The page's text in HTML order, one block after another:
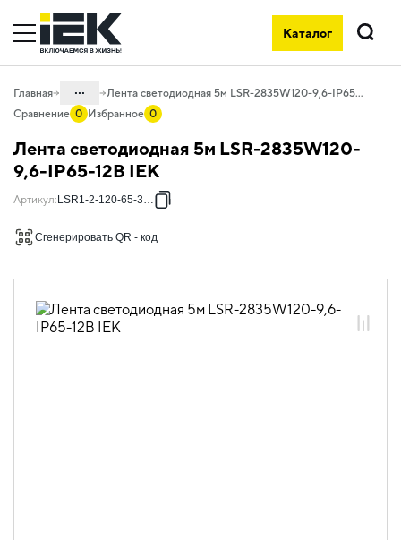
Каталог
Поиск
Главная ...
10. Светотехника
10.01 Источники света
10.01.02.01.01 Лента светодиодная 12В
Лента светодиодная 5м LSR-2835W120-9,6-IP65-12В IEK
Сравнение 0 Избранное 0
Лента светодиодная 5м LSR-2835W120-
9,6-IP65-12В IEK
Артикул: LSR1-2-120-65-3-05
Сгенерировать QR - код